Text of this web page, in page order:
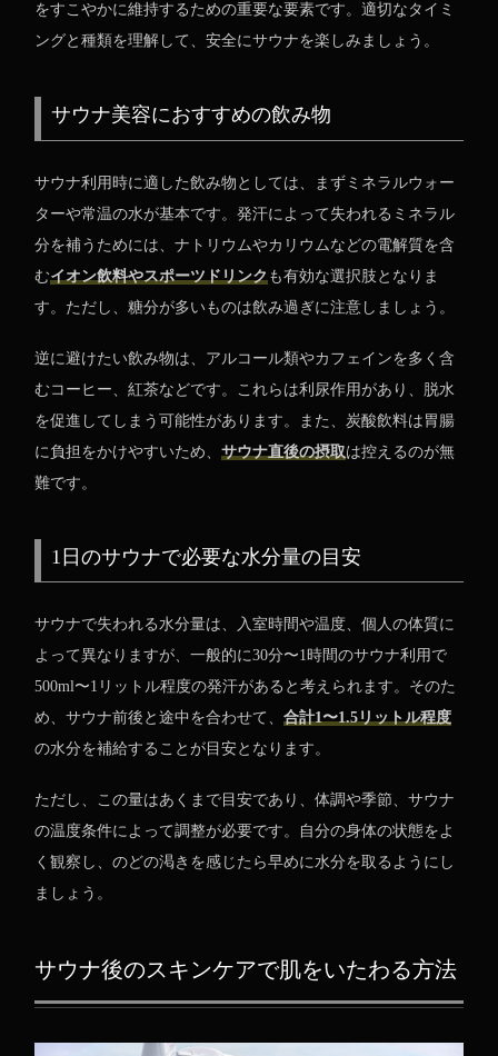
をすこやかに維持するための重要な要素です。適切なタイミ
ングと種類を理解して、安全にサウナを楽しみましょう。
サウナ美容におすすめの飲み物
サウナ利用時に適した飲み物としては、まずミネラルウォー
ターや常温の水が基本です。発汗によって失われるミネラル
分を補うためには、ナトリウムやカリウムなどの電解質を含
むイオン飲料やスポーツドリンク も有効な選択肢となりま
す。ただし、糖分が多いものは飲み過ぎに注意しましょう。
逆に避けたい飲み物は、アルコール類やカフェインを多く含
むコーヒー、紅茶などです。これらは利尿作用があり、脱水
を促進してしまう可能性があります。また、炭酸飲料は胃腸
に負担をかけやすいため、サウナ直後の摂取は控えるのが無
難です。
1日のサウナで必要な水分量の目安
サウナで失われる水分量は、入室時間や温度、個人の体質に
よって異なりますが、一般的に30分〜1時間のサウナ利用で
500ml〜1リットル程度の発汗があると考えられます。そのた
め、サウナ前後と途中を合わせて、合計1〜1.5リットル程度
の水分を補給することが目安となります。
ただし、この量はあくまで目安であり、体調や季節、サウナ
の温度条件によって調整が必要です。自分の身体の状態をよ
く観察し、のどの渇きを感じたら早めに水分を取るようにし
ましょう。
サウナ後のスキンケアで肌をいたわる方法